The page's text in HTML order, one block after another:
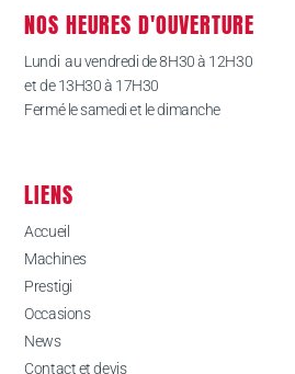
NOS HEURES D'OUVERTURE
Lundi au vendredi de 8H30 à 12H30
et de 13H30 à 17H30
Fermé le samedi et le dimanche
LIENS
Accueil
Machines
Prestigi
Occasions
News
Contact et devis